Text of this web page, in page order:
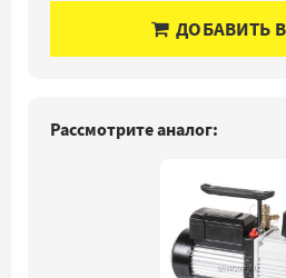
ДОБАВИТЬ
Рассмотрите аналог: